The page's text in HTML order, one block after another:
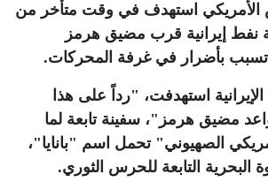
الأمريكي استهدف في وقت متأخر من
نفط إيرانية قرب مضيق هرمز
بأضرار في غرفة المحركات.
استهدفت، "رداً على هذا
مضيق هرمز"، سفينة تابعة لما
الصهيوني" تحمل اسم "بانايا"،
البحرية التابعة للحرس الثوري.